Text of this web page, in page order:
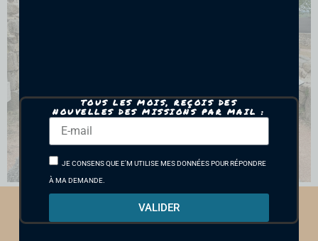
TOUS LES MOIS, REÇOIS DES
NOUVELLES DES MISSIONS PAR MAIL :
JE CONSENS QUE E'M UTILISE MES DONNÉES POUR RÉPONDRE
À MA DEMANDE.
VALIDER